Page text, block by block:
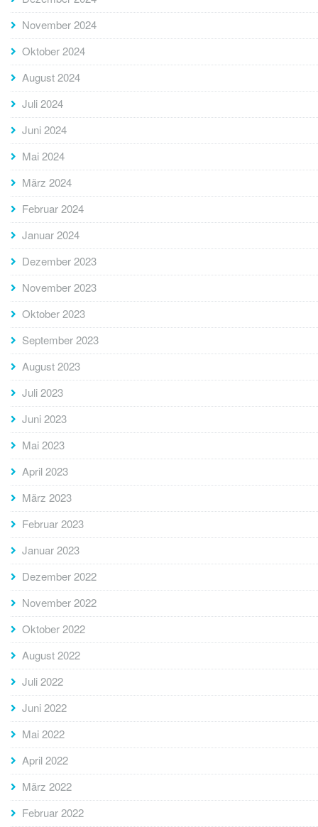
November 2024
Oktober 2024
August 2024
Juli 2024
Juni 2024
Mai 2024
März 2024
Februar 2024
Januar 2024
Dezember 2023
November 2023
Oktober 2023
September 2023
August 2023
Juli 2023
Juni 2023
Mai 2023
April 2023
März 2023
Februar 2023
Januar 2023
Dezember 2022
November 2022
Oktober 2022
August 2022
Juli 2022
Juni 2022
Mai 2022
April 2022
März 2022
Februar 2022